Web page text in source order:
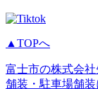
▲TOPへ
富士市の株式会
舗装・駐車場舗